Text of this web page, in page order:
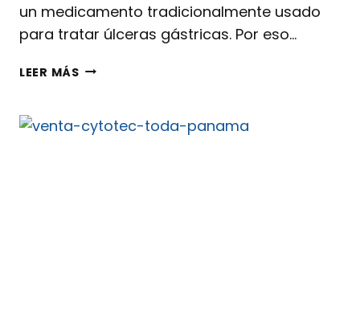
un medicamento tradicionalmente usado
para tratar úlceras gástricas. Por eso…
LEER MÁS